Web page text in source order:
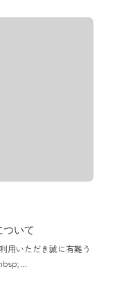
ついて
用いただき誠に有難う
...